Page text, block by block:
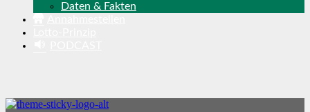
Daten & Fakten